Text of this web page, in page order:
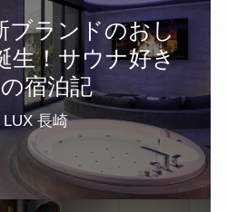
ブランドのおし
生！サウナ好き
宿泊記
LUX 長崎